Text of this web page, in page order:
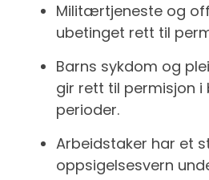
Militærtjeneste og
ubetinget rett til
Barns sykdom og
gir rett til permisjon
perioder.
Arbeidstaker har et
oppsigelsesvern